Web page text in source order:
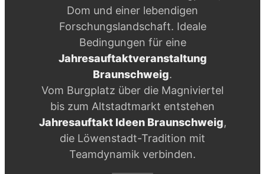
Dom und einer lebendigen
Forschungslandschaft. Ideale
Bedingungen für eine
Jahresauftaktveranstaltung
Braunschweig.
Vom Burgplatz über die Magniviertel
bis zum Altstadtmarkt entstehen
Jahresauftakt Ideen Braunschweig,
die Löwenstadt-Tradition mit
Teamdynamik verbinden.